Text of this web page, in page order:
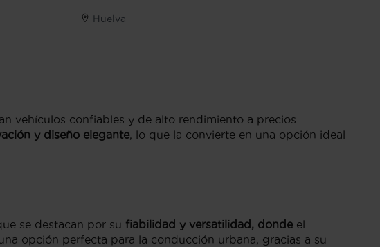
Huelva
vehículos confiables y de alto rendimiento a precios
y diseño elegante, lo que la convierte en una opción ideal
se destacan por su fiabilidad y versatilidad, donde el
opción perfecta para la conducción urbana, gracias a su